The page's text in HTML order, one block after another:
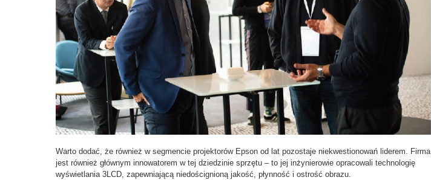
Warto dodać, że również w segmencie projektorów Epson od lat pozostaje niekwestionowań liderem. Firma
jest również głównym innowatorem w tej dziedzinie sprzętu – to jej inżynierowie opracowali technologię
wyświetlania 3LCD, zapewniającą niedoścignioną jakość, płynność i ostrość obrazu.